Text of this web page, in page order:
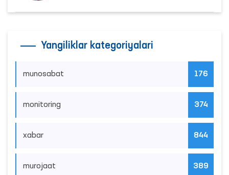
Yangiliklar kategoriyalari
munosabat 176
monitoring 374
xabar 844
murojaat 389